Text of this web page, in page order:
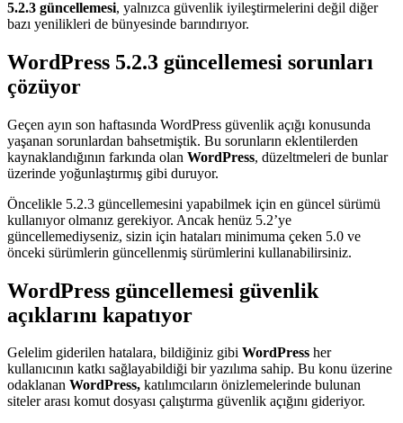
5.2.3 güncellemesi, yalnızca güvenlik iyileştirmelerini değil diğer
bazı yenilikleri de bünyesinde barındırıyor.
WordPress 5.2.3 güncellemesi sorunları
çözüyor
Geçen ayın son haftasında WordPress güvenlik açığı konusunda
yaşanan sorunlardan bahsetmiştik. Bu sorunların eklentilerden
kaynaklandığının farkında olan WordPress, düzeltmeleri de bunlar
üzerinde yoğunlaştırmış gibi duruyor.
Öncelikle 5.2.3 güncellemesini yapabilmek için en güncel sürümü
kullanıyor olmanız gerekiyor. Ancak henüz 5.2’ye
güncellemediyseniz, sizin için hataları minimuma çeken 5.0 ve
önceki sürümlerin güncellenmiş sürümlerini kullanabilirsiniz.
WordPress güncellemesi güvenlik
açıklarını kapatıyor
Gelelim giderilen hatalara, bildiğiniz gibi WordPress her
kullanıcının katkı sağlayabildiği bir yazılıma sahip. Bu konu üzerine
odaklanan WordPress, katılımcıların önizlemelerinde bulunan
siteler arası komut dosyası çalıştırma güvenlik açığını gideriyor.